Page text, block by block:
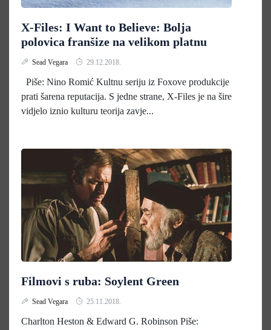
X-Files: I Want to Believe: Bolja
polovica franšize na velikom platnu
Sead Vegara 29.12.2018.
Piše: Nino Romić Kultnu seriju iz Foxove produkcije
prati šarena reputacija. S jedne strane, X-Files je na šire
vidjelo iznio kulturu teorija zavje...
Filmovi s ruba: Soylent Green
Sead Vegara 25.11.2018.
Charlton Heston & Edward G. Robinson Piše: